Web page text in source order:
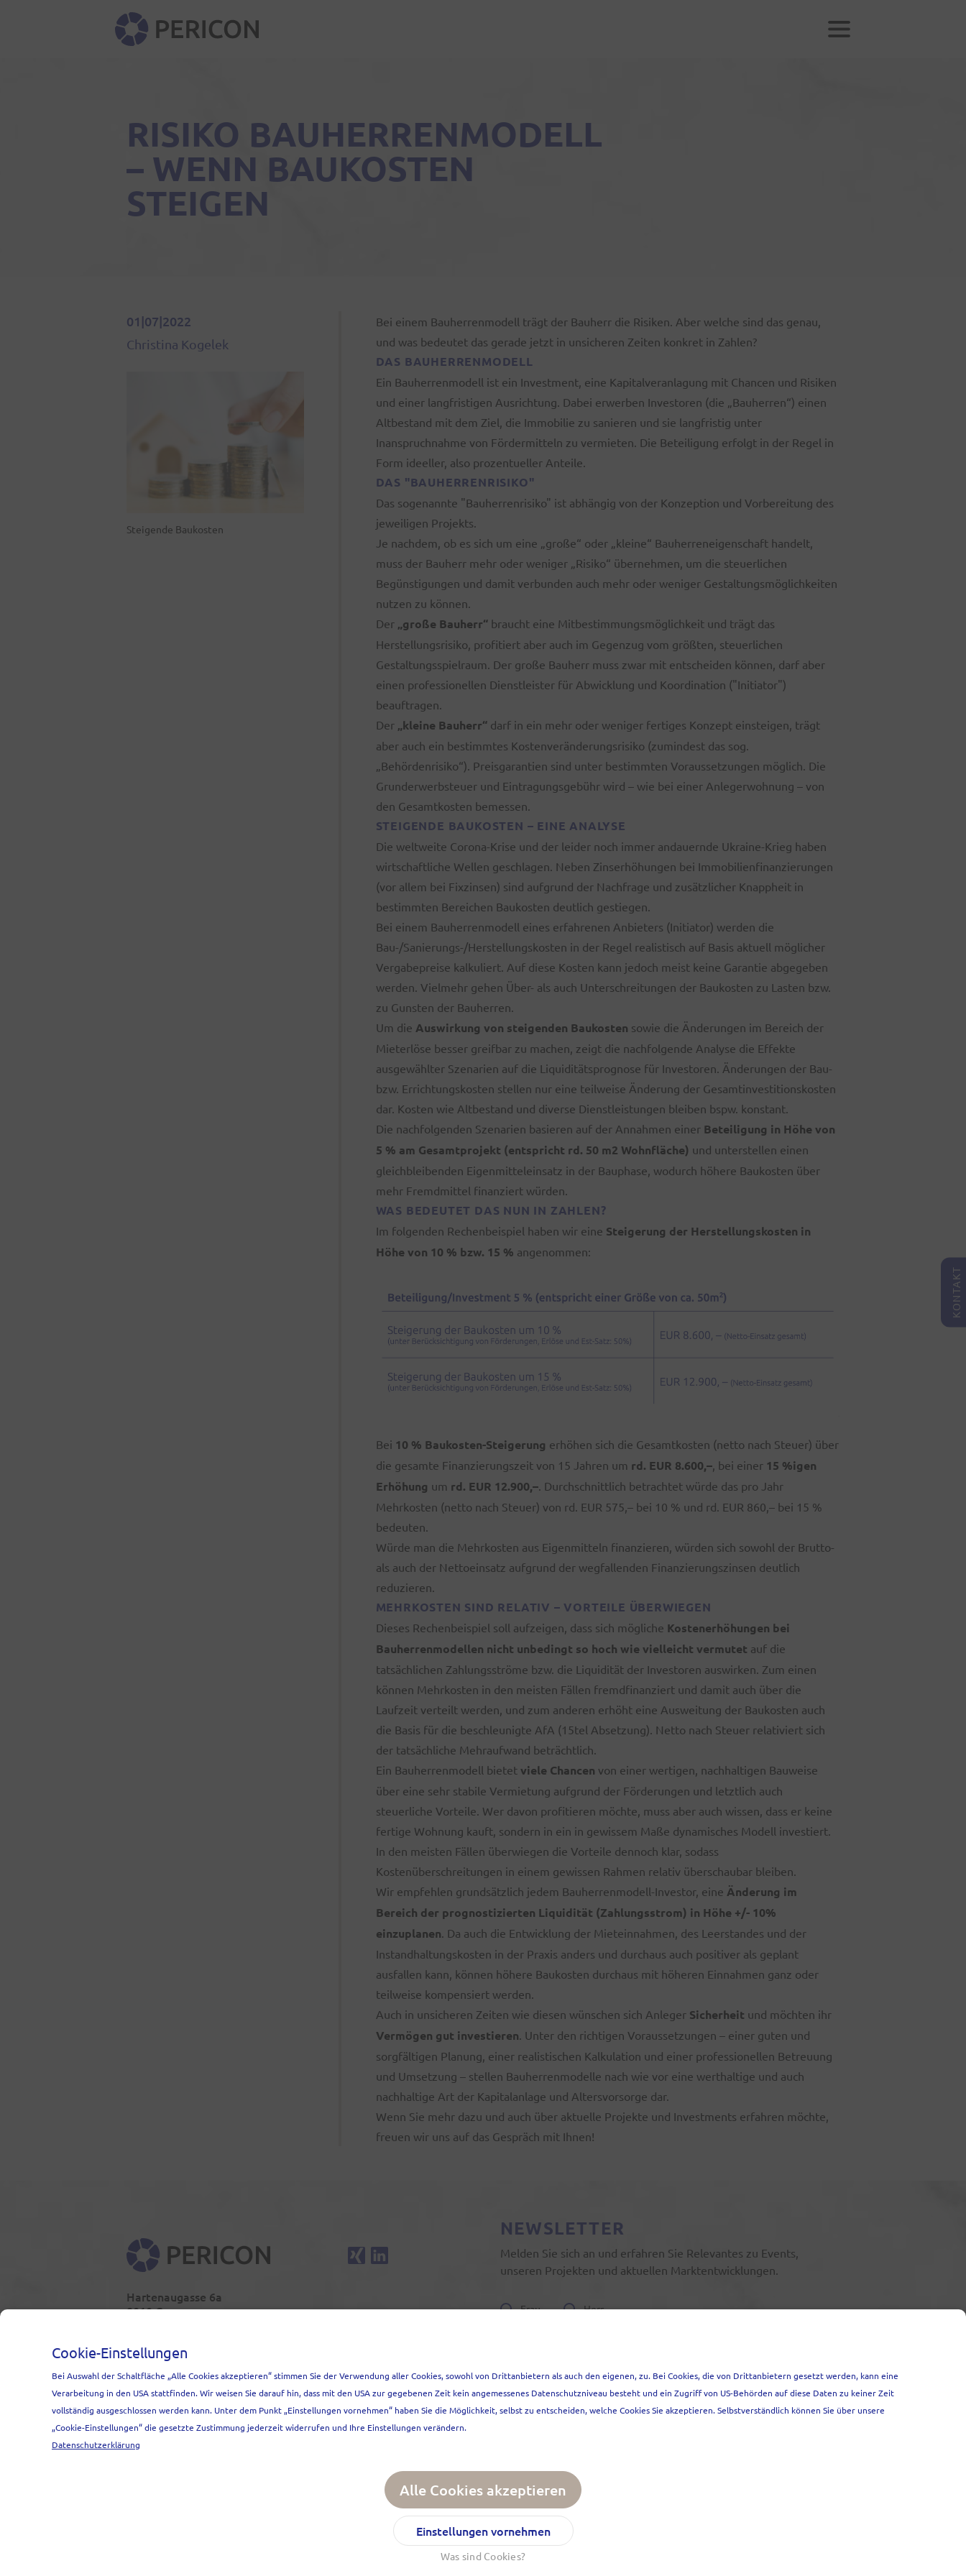
Cookie-Einstellungen
Bei Auswahl der Schaltfläche „Alle Cookies akzeptieren“ stimmen Sie der Verwendung aller Cookies, sowohl von Drittanbietern als auch den eigenen, zu. Bei Cookies, die von Drittanbietern gesetzt werden, kann eine
Verarbeitung in den USA stattfinden. Wir weisen Sie darauf hin, dass mit den USA zur gegebenen Zeit kein angemessenes Datenschutzniveau besteht und ein Zugriff von US-Behörden auf diese Daten zu keiner Zeit
vollständig ausgeschlossen werden kann. Unter dem Punkt „Einstellungen vornehmen“ haben Sie die Möglichkeit, selbst zu entscheiden, welche Cookies Sie akzeptieren. Selbstverständlich können Sie über unsere
„Cookie-Einstellungen“ die gesetzte Zustimmung jederzeit widerrufen und Ihre Einstellungen verändern.
Datenschutzerklärung
Alle Cookies akzeptieren
Einstellungen vornehmen
Was sind Cookies?
Menü öffnen
RISIKO BAUHERRENMODELL
– WENN BAUKOSTEN
STEIGEN
01|07|2022
Christina Kogelek
Steigende Baukosten
Bei einem Bauherrenmodell trägt der Bauherr die Risiken. Aber welche sind das genau,
und was bedeutet das gerade jetzt in unsicheren Zeiten konkret in Zahlen?
DAS BAUHERRENMODELL
Ein Bauherrenmodell ist ein Investment, eine Kapitalveranlagung mit Chancen und Risiken
und einer langfristigen Ausrichtung. Dabei erwerben Investoren (die „Bauherren“) einen
Altbestand mit dem Ziel, die Immobilie zu sanieren und sie langfristig unter
Inanspruchnahme von Fördermitteln zu vermieten. Die Beteiligung erfolgt in der Regel in
Form ideeller, also prozentueller Anteile.
DAS "BAUHERRENRISIKO"
Das sogenannte "Bauherrenrisiko" ist abhängig von der Konzeption und Vorbereitung des
jeweiligen Projekts.
Je nachdem, ob es sich um eine „große“ oder „kleine“ Bauherreneigenschaft handelt,
muss der Bauherr mehr oder weniger „Risiko“ übernehmen, um die steuerlichen
Begünstigungen und damit verbunden auch mehr oder weniger Gestaltungsmöglichkeiten
nutzen zu können.
Der „große Bauherr“braucht eine Mitbestimmungsmöglichkeit und trägt das
Herstellungsrisiko, profitiert aber auch im Gegenzug vom größten, steuerlichen
Gestaltungsspielraum. Der große Bauherr muss zwar mit entscheiden können, darf aber
einen professionellen Dienstleister für Abwicklung und Koordination ("Initiator")
beauftragen.
Der „kleine Bauherr“darf in ein mehr oder weniger fertiges Konzept einsteigen, trägt
aber auch ein bestimmtes Kostenveränderungsrisiko (zumindest das sog.
„Behördenrisiko“). Preisgarantien sind unter bestimmten Voraussetzungen möglich. Die
Grunderwerbsteuer und Eintragungsgebühr wird – wie bei einer Anlegerwohnung – von
den Gesamtkosten bemessen.
STEIGENDE BAUKOSTEN – EINE ANALYSE
Die weltweite Corona-Krise und der leider noch immer andauernde Ukraine-Krieg haben
wirtschaftliche Wellen geschlagen. Neben Zinserhöhungen bei Immobilienfinanzierungen
(vor allem bei Fixzinsen) sind aufgrund der Nachfrage und zusätzlicher Knappheit in
bestimmten Bereichen Baukosten deutlich gestiegen.
Bei einem Bauherrenmodell eines erfahrenen Anbieters (Initiator) werden die
Bau-/Sanierungs-/Herstellungskosten in der Regel realistisch auf Basis aktuell möglicher
Vergabepreise kalkuliert. Auf diese Kosten kann jedoch meist keine Garantie abgegeben
werden. Vielmehr gehen Über- als auch Unterschreitungen der Baukosten zu Lasten bzw.
zu Gunsten der Bauherren.
Um die Auswirkung von steigenden Baukosten sowie die Änderungen im Bereich der
Mieterlöse besser greifbar zu machen, zeigt die nachfolgende Analyse die Effekte
ausgewählter Szenarien auf die Liquiditätsprognose für Investoren. Änderungen der Bau-
bzw. Errichtungskosten stellen nur eine teilweise Änderung der Gesamtinvestitionskosten
dar. Kosten wie Altbestand und diverse Dienstleistungen bleiben bspw. konstant.
Die nachfolgenden Szenarien basieren auf der Annahmen einer Beteiligung in Höhe von
5 % am Gesamtprojekt (entspricht rd. 50 m2 Wohnfläche) und unterstellen einen
gleichbleibenden Eigenmitteleinsatz in der Bauphase, wodurch höhere Baukosten über
mehr Fremdmittel finanziert würden.
WAS BEDEUTET DAS NUN IN ZAHLEN?
Im folgenden Rechenbeispiel haben wir eine Steigerung der Herstellungskosten in
Höhe von 10 % bzw. 15 % angenommen:
Bei 10 % Baukosten-Steigerung erhöhen sich die Gesamtkosten (netto nach Steuer) über
die gesamte Finanzierungszeit von 15 Jahren um rd. EUR 8.600,–, bei einer 15 %igen
Erhöhung um rd. EUR 12.900,–. Durchschnittlich betrachtet würde das pro Jahr
Mehrkosten (netto nach Steuer) von rd. EUR 575,– bei 10 % und rd. EUR 860,– bei 15 %
bedeuten.
Würde man die Mehrkosten aus Eigenmitteln finanzieren, würden sich sowohl der Brutto-
als auch der Nettoeinsatz aufgrund der wegfallenden Finanzierungszinsen deutlich
reduzieren.
MEHRKOSTEN SIND RELATIV – VORTEILE ÜBERWIEGEN
Dieses Rechenbeispiel soll aufzeigen, dass sich mögliche Kostenerhöhungen bei
Bauherrenmodellen nicht unbedingt so hoch wie vielleicht vermutet auf die
tatsächlichen Zahlungsströme bzw. die Liquidität der Investoren auswirken. Zum einen
können Mehrkosten in den meisten Fällen fremdfinanziert und damit auch über die
Laufzeit verteilt werden, und zum anderen erhöht eine Ausweitung der Baukosten auch
die Basis für die beschleunigte AfA (15tel Absetzung). Netto nach Steuer relativiert sich
der tatsächliche Mehraufwand beträchtlich.
Ein Bauherrenmodell bietet viele Chancen von einer wertigen, nachhaltigen Bauweise
über eine sehr stabile Vermietung aufgrund der Förderungen und letztlich auch
steuerliche Vorteile. Wer davon profitieren möchte, muss aber auch wissen, dass er keine
fertige Wohnung kauft, sondern in ein in gewissem Maße dynamisches Modell investiert.
In den meisten Fällen überwiegen die Vorteile dennoch klar, sodass
Kostenüberschreitungen in einem gewissen Rahmen relativ überschaubar bleiben.
Wir empfehlen grundsätzlich jedem Bauherrenmodell-Investor, eine Änderung im
Bereich der prognostizierten Liquidität (Zahlungsstrom) in Höhe +/- 10%
einzuplanen. Da auch die Entwicklung der Mieteinnahmen, des Leerstandes und der
Instandhaltungskosten in der Praxis anders und durchaus auch positiver als geplant
ausfallen kann, können höhere Baukosten durchaus mit höheren Einnahmen ganz oder
teilweise kompensiert werden.
Auch in unsicheren Zeiten wie diesen wünschen sich Anleger Sicherheit und möchten ihr
Vermögen gut investieren. Unter den richtigen Voraussetzungen – einer guten und
sorgfältigen Planung, einer realistischen Kalkulation und einer professionellen Betreuung
und Umsetzung – stellen Bauherrenmodelle nach wie vor eine werthaltige und auch
nachhaltige Art der Kapitalanlage und Altersvorsorge dar.
Wenn Sie mehr dazu und auch über aktuelle Projekte und Investments erfahren möchte,
freuen wir uns auf das Gespräch mit Ihnen!
Xing LinkedIn
Hartenaugasse 6a
8010 Graz
NEWSLETTER
Melden Sie sich an und erfahren Sie Relevantes zu Events,
unseren Projekten und aktuellen Marktentwicklungen.
Frau Herr
Nachname*
Ihre Kontaktdaten werden entsprechend den Bestimmungen unserer
Datenschutzerklärung
Formulars stimmen Sie dieser Verwendung zu.
KONTAKT